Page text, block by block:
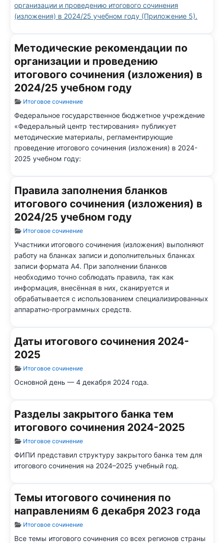
организации и проведению итогового сочинения
(изложения) в 2024/25 учебном году (Приложение 5).
Методические рекомендации по
организации и проведению
итогового сочинения (изложения) в
2024/25 учебном году
Информация о материале
Итоговое сочинение
Федеральное государственное бюджетное учреждение
«Федеральный центр тестирования» публикует
методические материалы, регламентирующие
проведение итогового сочинения (изложения) в 2024-
2025 учебном году:
Правила заполнения бланков
итогового сочинения (изложения) в
2024/25 учебном году
Информация о материале
Итоговое сочинение
Участники итогового сочинения (изложения) выполняют
работу на бланках записи и дополнительных бланках
записи формата А4. При заполнении бланков
необходимо точно соблюдать правила, так как
информация, внесённая в них, сканируется и
обрабатывается с использованием специализированных
аппаратно-программных средств.
Даты итогового сочинения 2024-
2025
Информация о материале
Итоговое сочинение
Основной день — 4 декабря 2024 года.
Разделы закрытого банка тем
итогового сочинения 2024-2025
Информация о материале
Итоговое сочинение
ФИПИ представил структуру закрытого банка тем для
итогового сочинения на 2024–2025 учебный год.
Темы итогового сочинения по
направлениям 6 декабря 2023 года
Информация о материале
Итоговое сочинение
Все темы итогового сочинения со всех регионов страны